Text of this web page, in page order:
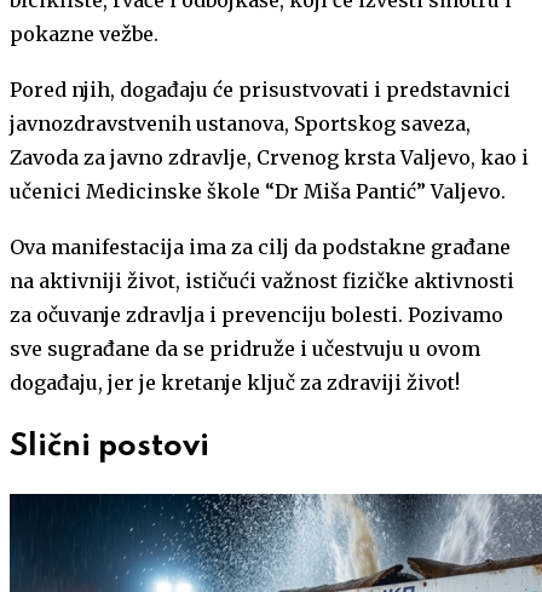
pokazne vežbe.
Pored njih, događaju će prisustvovati i predstavnici
javnozdravstvenih ustanova, Sportskog saveza,
Zavoda za javno zdravlje, Crvenog krsta Valjevo, kao i
učenici Medicinske škole “Dr Miša Pantić” Valjevo.
Ova manifestacija ima za cilj da podstakne građane
na aktivniji život, ističući važnost fizičke aktivnosti
za očuvanje zdravlja i prevenciju bolesti. Pozivamo
sve sugrađane da se pridruže i učestvuju u ovom
događaju, jer je kretanje ključ za zdraviji život!
Slični postovi